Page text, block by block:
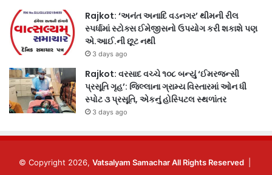
Rajkot: ‘અનંત અનાદિ વડનગર’ થીમની રીલ
સ્પર્ધામાં સ્ટોક્સ ઈમેજીસનો ઉપયોગ કરી શકાશે પણ
એ.આઈ.ની છૂટ નથી
3 days ago
Rajkot: વરસાદ વચ્ચે ૧૦૮ બન્યું ‘ઈમરજન્સી
પ્રસૂતિ ગૃહ’: જિલ્લાના ગ્રામ્ય વિસ્તારમાં ઓન ધી
સ્પોટ ૩ પ્રસૂતિ, એકનું હોસ્પિટલ સ્થળાંતર
3 days ago
© Copyright 2026, Vatsalyam Samachar All Rights Reserved